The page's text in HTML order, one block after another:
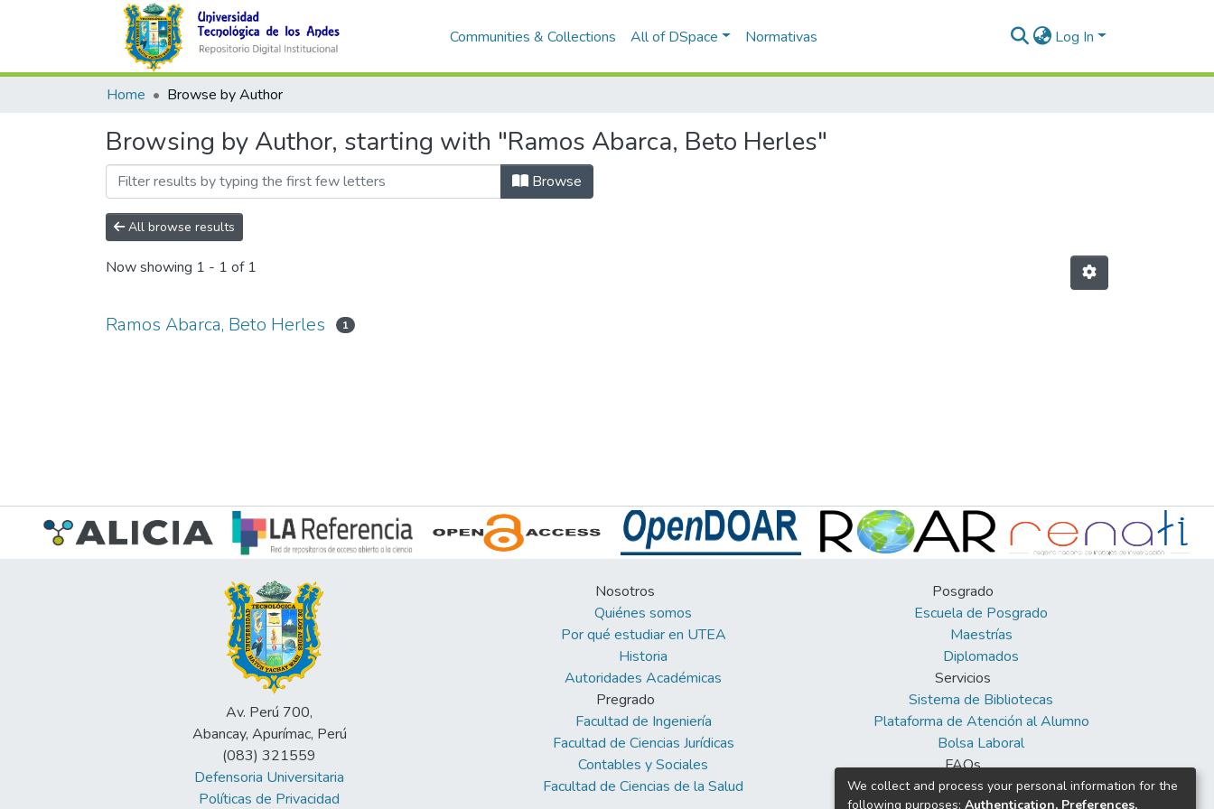
Communities & Collections All of DSpace Normativas Log In
Home Browse by Author
Browsing by Author, starting with "Ramos Abarca, Beto Herles"
Browse
All browse results
Now showing 1 - 1 of 1
Ramos Abarca, Beto Herles 1
Av. Perú 700,
Abancay, Apurímac, Perú
(083) 321559
Defensoria Universitaria
Políticas de Privacidad
Nosotros
Quiénes somos
Por qué estudiar en UTEA
Historia
Autoridades Académicas
Pregrado
Facultad de Ingeniería
Facultad de Ciencias Jurídicas
Contables y Sociales
Facultad de Ciencias de la Salud
Posgrado
Escuela de Posgrado
Maestrías
Diplomados
Servicios
Sistema de Bibliotecas
Plataforma de Atención al Alumno
Bolsa Laboral
FAQs
Facebook
We collect and process your personal information for the
following purposes: Authentication, Preferences,